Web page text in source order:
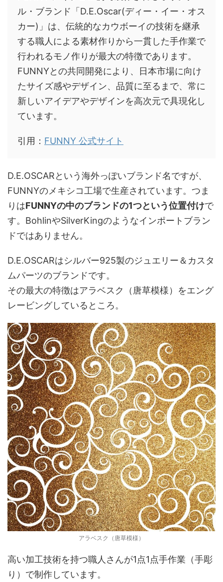
ル・ブランド「D.E.Oscar(ディー・イー・オス
カー)」は、伝統的なカウボーイの技術を継承
する職人による素材作りから一貫した手作業で
行われるモノ作りが最大の特徴であります。
FUNNYとの共同開発により、日本市場に向け
たサイズ感やデザイン、品質に至るまで、常に
新しいアイデアやデザインを高次元で具現化し
ています。
引用： FUNNY 公式サイト
D.E.OSCARという海外っぽいブランド名ですが、
FUNNYのメキシコ工場で生産されています。つま
りはFUNNYの中のブランドの1つという位置付けで
す。BohlinやSilverKingのようなインポートブラン
ドではありません。
D.E.OSCARはシルバー925製のジュエリー＆カスタ
ムパーツのブランドです。
その最大の特徴はアラベスク（唐草模様）をエング
レービングしているところ。
アラベスク（唐草模様）
高い加工技術を持つ職人さんが1点1点手作業（手彫
り）で制作しています。